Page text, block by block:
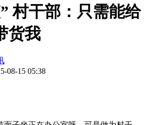
村干部：只需能给
货我
08-15 05:38